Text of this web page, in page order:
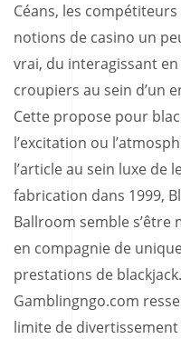
Céans, les
notions de casino un
vrai, du interagissant
croupiers au sein d’un
Cette propose pour
l’excitation ou
l’article au sein luxe de
fabrication dans 1999,
Ballroom semble s’être
en compagnie de
prestations de
Gamblingngo.com
limite de divertissement